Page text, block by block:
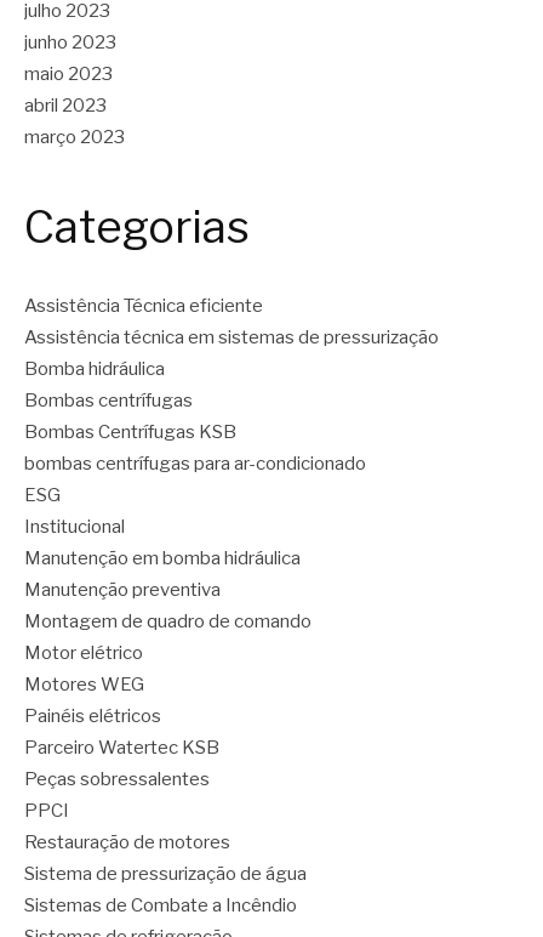
julho 2023
junho 2023
maio 2023
abril 2023
março 2023
Categorias
Assistência Técnica eficiente
Assistência técnica em sistemas de pressurização
Bomba hidráulica
Bombas centrífugas
Bombas Centrífugas KSB
bombas centrífugas para ar-condicionado
ESG
Institucional
Manutenção em bomba hidráulica
Manutenção preventiva
Montagem de quadro de comando
Motor elétrico
Motores WEG
Painéis elétricos
Parceiro Watertec KSB
Peças sobressalentes
PPCI
Restauração de motores
Sistema de pressurização de água
Sistemas de Combate a Incêndio